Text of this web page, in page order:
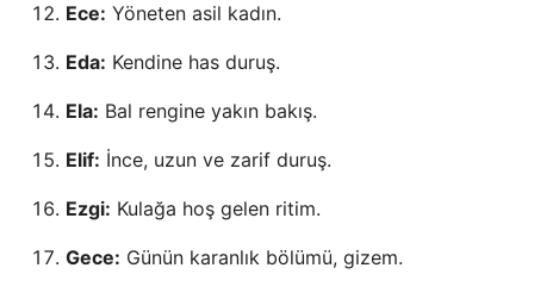
Ece: Yöneten asil kadın.
Eda: Kendine has duruş.
Ela: Bal rengine yakın bakış.
Elif: İnce, uzun ve zarif duruş.
Ezgi: Kulağa hoş gelen ritim.
Gece: Günün karanlık bölümü, gizem.